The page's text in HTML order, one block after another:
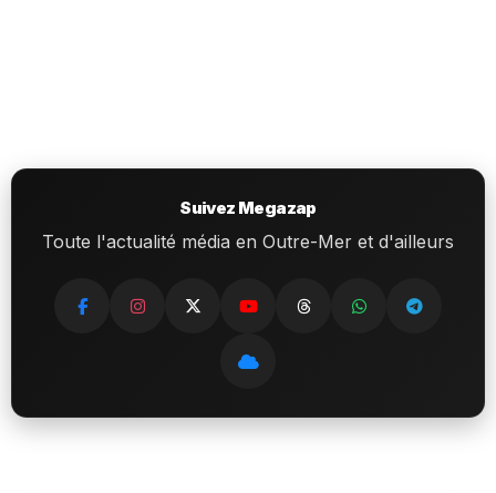
Suivez Megazap
Toute l'actualité média en Outre-Mer et d'ailleurs